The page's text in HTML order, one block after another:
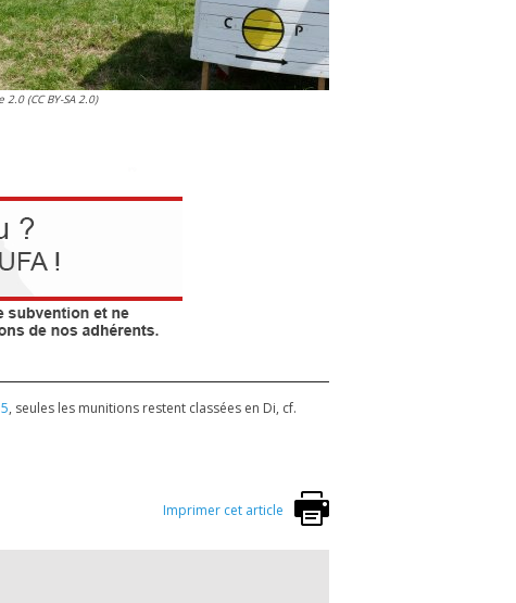
(CC BY-SA 2.0)
, seules les munitions restent classées en Di, cf.
Imprimer cet article